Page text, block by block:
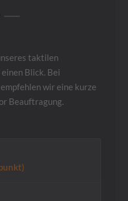
—
taktilen
Blick. Bei
wir eine kurze
Beauftragung.